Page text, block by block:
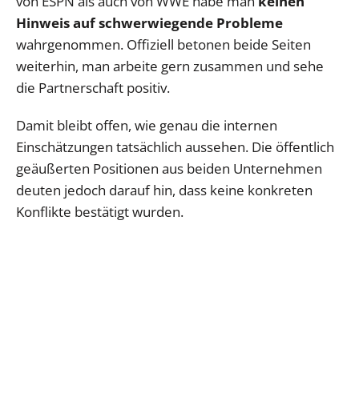
Hinweis auf schwerwiegende Probleme
wahrgenommen. Offiziell betonen beide Seiten
weiterhin, man arbeite gern zusammen und sehe
die Partnerschaft positiv.
Damit bleibt offen, wie genau die internen
Einschätzungen tatsächlich aussehen. Die öffentlich
geäußerten Positionen aus beiden Unternehmen
deuten jedoch darauf hin, dass keine konkreten
Konflikte bestätigt wurden.